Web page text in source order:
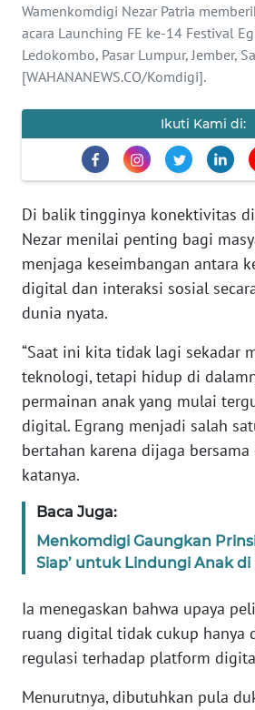
Wamenkomdigi Nezar Patria
acara Launching FE ke-14 Festival
Ledokombo, Pasar Lumpur, Jember,
[WAHANANEWS.CO/Komdigi].
Ikuti Kami di:
Di balik tingginya konektivitas
Nezar menilai penting bagi
menjaga keseimbangan antara
digital dan interaksi sosial
dunia nyata.
“Saat ini kita tidak lagi sekadar
teknologi, tetapi hidup di
permainan anak yang mulai
digital. Egrang menjadi salah
bertahan karena dijaga bersama
katanya.
Baca Juga:
Menkomdigi Gaungkan
Siap’ untuk Lindungi Anak
Ia menegaskan bahwa upaya
ruang digital tidak cukup hanya
regulasi terhadap platform
Menurutnya, dibutuhkan pula
PENDIDIKAN
Informasi
INDEKS
BERITA
KONTAK
KAMI
INFO
IKLAN
TENTANG
KAMI
PEDOMAN
MEDIA
REDAKSI
KARIR